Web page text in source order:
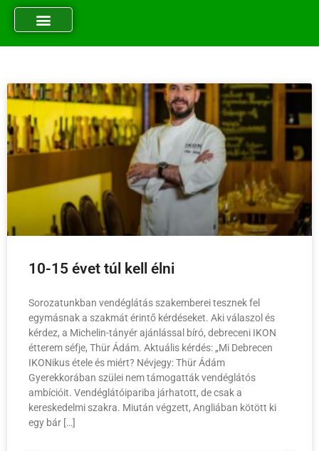
10-15 évet túl kell élni
Sorozatunkban vendéglátás szakemberei tesznek fel
egymásnak a szakmát érintő kérdéseket. Aki válaszol és
kérdez, a Michelin-tányér ajánlással bíró, debreceni IKON
étterem séfje, Thür Ádám. Aktuális kérdés: „Mi Debrecen
IKONikus étele és miért? Névjegy: Thür Ádám
Gyerekkorában szülei nem támogatták vendéglátós
ambícióit. Vendéglátóipariba járhatott, de csak a
kereskedelmi szakra. Miután végzett, Angliában kötött ki
egy bár […]